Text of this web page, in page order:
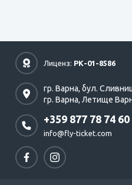
Лиценз: РК-01-8586
гр. Варна, бул.
гр. Варна, Летище
+359 877 78 74 60
info@fly-ticket.com